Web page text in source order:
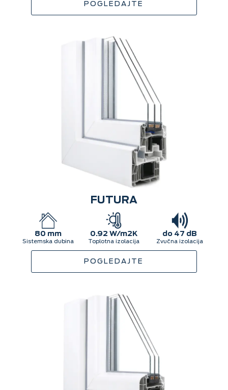
POGLEDAJTE
FUTURA
80 mm
Sistemska dubina
0.92 W/m2K
Toplotna izolacija
do 47 dB
Zvučna izolacija
POGLEDAJTE